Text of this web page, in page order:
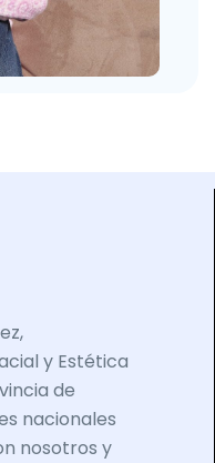
y Estética
de
nacionales
nosotros y